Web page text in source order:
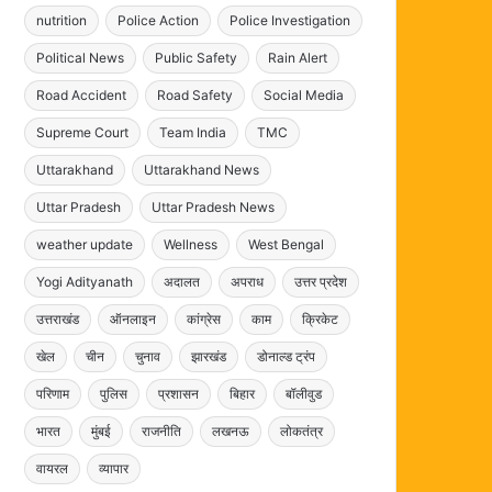
nutrition Police Action Police Investigation
Political News Public Safety Rain Alert
Road Accident Road Safety Social Media
Supreme Court Team India TMC
Uttarakhand Uttarakhand News
Uttar Pradesh Uttar Pradesh News
weather update Wellness West Bengal
Yogi Adityanath अदालत अपराध उत्तर प्रदेश
उत्तराखंड ऑनलाइन कांग्रेस काम क्रिकेट
खेल चीन चुनाव झारखंड डोनाल्ड ट्रंप
परिणाम पुलिस प्रशासन बिहार बॉलीवुड
भारत मुंबई राजनीति लखनऊ लोकतंत्र
वायरल व्यापार